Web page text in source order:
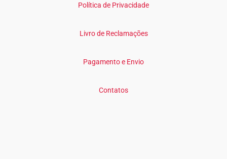
Política de Privacidade
Livro de Reclamações
Pagamento e Envio
Contatos